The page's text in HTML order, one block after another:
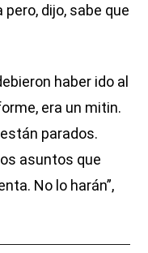
dijo, sabe que
haber ido al
era un mitin.
parados.
asuntos que
No lo harán”,